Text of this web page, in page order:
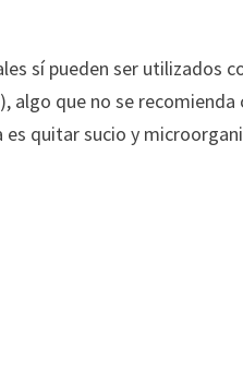
sí pueden ser utilizados
algo que no se
quitar sucio y